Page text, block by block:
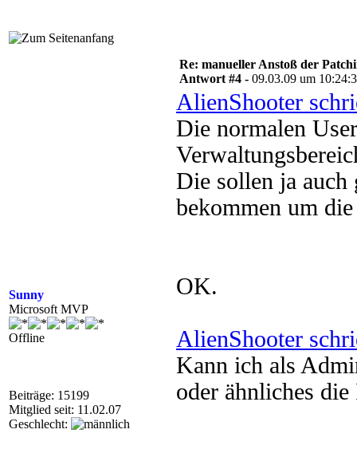
Sunny
Microsoft MVP
Offline
Beiträge: 15199
Mitglied seit: 11.02.07
Geschlecht:
Re: manueller Anstoß der
Antwort #4 - 09.03.09 um
AlienShooter
Die normalen
Die sollen ja auch
bekommen um
OK.
AlienShooter
Kann ich als
oder ähnliches